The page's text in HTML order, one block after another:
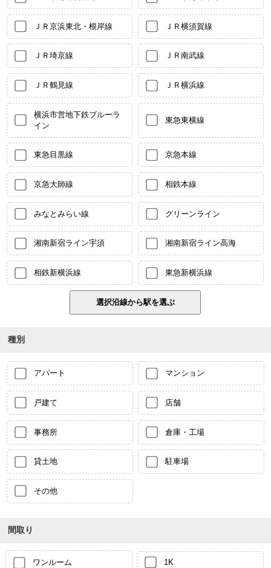
ＪＲ京浜東北・根岸線 ＪＲ横須賀線
ＪＲ埼京線 ＪＲ南武線
ＪＲ鶴見線 ＪＲ横浜線
横浜市営地下鉄ブルーラ
イン
東急東横線
東急目黒線 京急本線
京急大師線 相鉄本線
みなとみらい線 グリーンライン
湘南新宿ライン宇須 湘南新宿ライン高海
相鉄新横浜線 東急新横浜線
種別
アパート マンション
戸建て 店舗
事務所 倉庫・工場
貸土地 駐車場
その他
間取り
ワンルーム 1K